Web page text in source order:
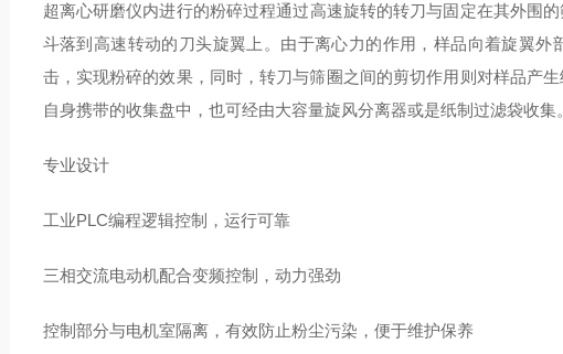
超离心研磨仪内进行的粉碎过程通过高速旋转的转刀与固定在其外围
斗落到高速转动的刀头旋翼上。由于离心力的作用，样品向着旋翼
击，实现粉碎的效果，同时，转刀与筛圈之间的剪切作用则对样品产
自身携带的收集盘中，也可经由大容量旋风分离器或是纸制过滤袋收集。
专业设计
工业PLC编程逻辑控制，运行可靠
三相交流电动机配合变频控制，动力强劲
控制部分与电机室隔离，有效防止粉尘污染，便于维护保养